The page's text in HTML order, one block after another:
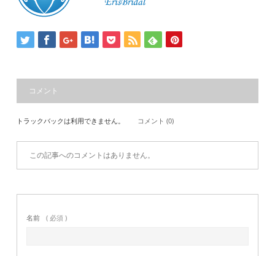
コメント
トラックバックは利用できません。 コメント (0)
この記事へのコメントはありません。
名前 ( 必須 )